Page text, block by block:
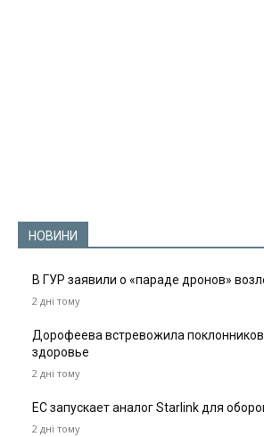
НОВИНИ
В ГУР заявили о «параде дронов»
2 дні тому
Дорофеева встревожила
здоровье
2 дні тому
ЕС запускает аналог Starlink для
2 дні тому